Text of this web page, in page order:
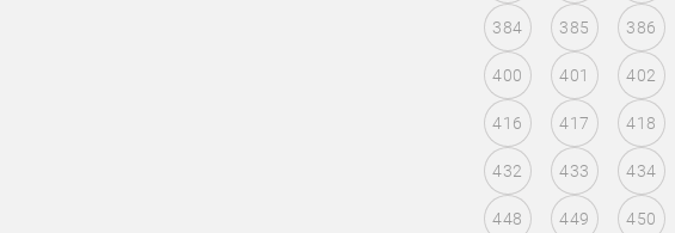
384 385 386
400 401 402
416 417 418
432 433 434
448 449 450